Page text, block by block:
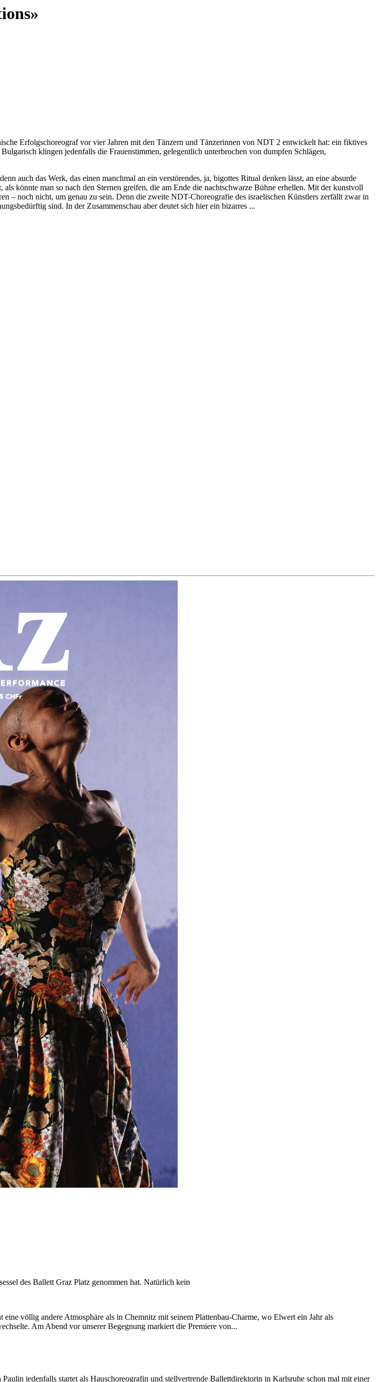
Erfolgschoreograf vor vier Jahren mit den Tänzern und Tänzerinnen von NDT 2 entwickelt hat: ein fiktives
klingen jedenfalls die Frauenstimmen, gelegentlich unterbrochen von dumpfen Schlägen,
auch das Werk, das einen manchmal an ein verstörendes, ja, bigottes Ritual denken lässt, an eine absurde
könnte man so nach den Sternen greifen, die am Ende die nachtschwarze Bühne erhellen. Mit der kunstvoll
– noch nicht, um genau zu sein. Denn die zweite NDT-Choreografie des israelischen Künstlers zerfällt zwar in
sind. In der Zusammenschau aber deutet sich hier ein bizarres ...
des Ballett Graz Platz genommen hat. Natürlich kein
völlig andere Atmosphäre als in Chemnitz mit seinem Plattenbau-Charme, wo Elwert ein Jahr als
Am Abend vor unserer Begegnung markiert die Premiere von...
jedenfalls startet als Hauschoreografin und stellvertrende Ballettdirektorin in Karlsruhe schon mal mit einer